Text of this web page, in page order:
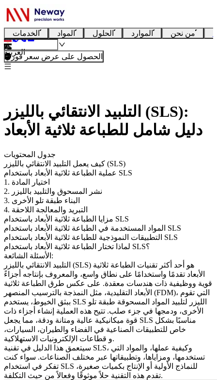
الخدمات المواد الحلول الموارد من نحن
العربية
الحصول على عرض سعر فوري
التلبيد الانتقائي بالليزر (SLS):
دليل شامل للطباعة ثلاثية الأبعاد
جدول المحتويات
كيف يعمل التلبيد الانتقائي بالليزر (SLS)
عملية الطباعة ثلاثية الأبعاد باستخدام SLS
1. اختيار المادة
2. نشر المسحوق والتلبيد بالليزر
3. البناء طبقة تلو الأخرى
4. التبريد والمعالجة اللاحقة
مزايا الطباعة ثلاثية الأبعاد باستخدام SLS
المواد المستخدمة في الطباعة ثلاثية الأبعاد باستخدام SLS
التطبيقات النموذجية للطباعة ثلاثية الأبعاد باستخدام SLS
لماذا تختار الطباعة ثلاثية الأبعاد باستخدام SLS؟
الأسئلة الشائعة:
التلبيد الانتقائي بالليزر (SLS) هو أحد أكثر تقنيات الطباعة ثلاثية
الأبعاد تقدمًا واستخدامًا على نطاق واسع، والمعروف بإنتاجه أجزاءً
قوية ووظيفية ذات هندسات معقدة. على عكس طرق الطباعة ثلاثية
الأبعاد التقليدية، مثل النمذجة بالترسيب المنصهر (FDM)، التي تقوم
ببثق الخيوط، يستخدم SLS الليزر لتلبيد المواد المسحوقة طبقة تلو
الأخرى، ودمجها في جزء صلب. تتيح هذه العملية إنشاء أجزاء ذات
قوة ميكانيكية عالية ومتانة ودقة، مما يجعل SLS مناسبًا بشكل
خاص للتطبيقات الصناعية في الفضاء والطيران، السيارات،
و قطاعات الإلكترونيات الاستهلاكية
.
سيتعمق هذا الدليل في تقنية SLS، وكيفية عملها، والمواد التي
تستخدمها، ومزاياها، وتطبيقاتها عبر مختلف الصناعات. سواء كنت
تفكر في استخدام SLS للنماذج الأولية أو الإنتاج بكميات صغيرة،
تقدم هذه التقنية حلاً موثوقًا وفعالاً من حيث التكلفة.